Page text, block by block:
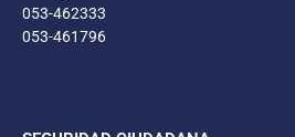
053-462333
053-461796